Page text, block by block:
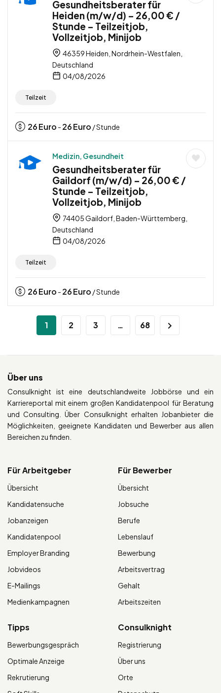
Gesundheitsberater für
Heiden (m/w/d) – 26,00 € /
Stunde – Teilzeitjob,
Vollzeitjob, Minijob
46359 Heiden, Nordrhein-Westfalen,
Deutschland
04/08/2026
Teilzeit
26Euro - 26Euro / Stunde
Medizin, Gesundheit
Gesundheitsberater für
Gaildorf (m/w/d) – 26,00 € /
Stunde – Teilzeitjob,
Vollzeitjob, Minijob
74405 Gaildorf, Baden-Württemberg,
Deutschland
04/08/2026
Teilzeit
26Euro - 26Euro / Stunde
1 2 3 … 68
Über uns
Consulknight ist eine deutschlandweite Jobbörse und ein
Karriereportal mit einem großen Kandidatenpool für Beratung
und Consulting. Über Consulknight erhalten Jobanbieter die
Möglichkeiten, geeignete Kandidaten und Bewerber aus allen
Bereichen zu finden.
Für Arbeitgeber
Übersicht
Kandidatensuche
Jobanzeigen
Kandidatenpool
Employer Branding
Jobvideos
E-Mailings
Medienkampagnen
Für Bewerber
Übersicht
Jobsuche
Berufe
Lebenslauf
Bewerbung
Arbeitsvertrag
Gehalt
Arbeitszeiten
Tipps
Bewerbungsgespräch
Optimale Anzeige
Rekrutierung
Consulknight
Registrierung
Über uns
Orte